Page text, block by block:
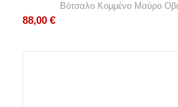
Βότσαλο Κομμένο Μαύρο
88,00 €